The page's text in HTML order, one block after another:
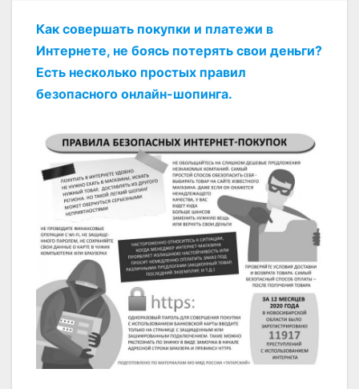
Как совершать покупки и платежи в
Интернете, не боясь потерять свои деньги?
Есть несколько простых правил
безопасного онлайн-шопинга.